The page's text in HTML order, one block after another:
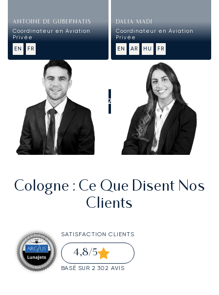
ANTOINE DE GUBERNATIS
Coordinateur en Aviation
Privée
EN
FR
DALIA MADI
Coordinateur en Aviation
Privée
EN
AR HU FR
APPELEZ-NOUS
Cologne : Ce Que Disent Nos
Clients
SATISFACTION CLIENTS
4,8/5
BASÉ SUR 2 302 AVIS